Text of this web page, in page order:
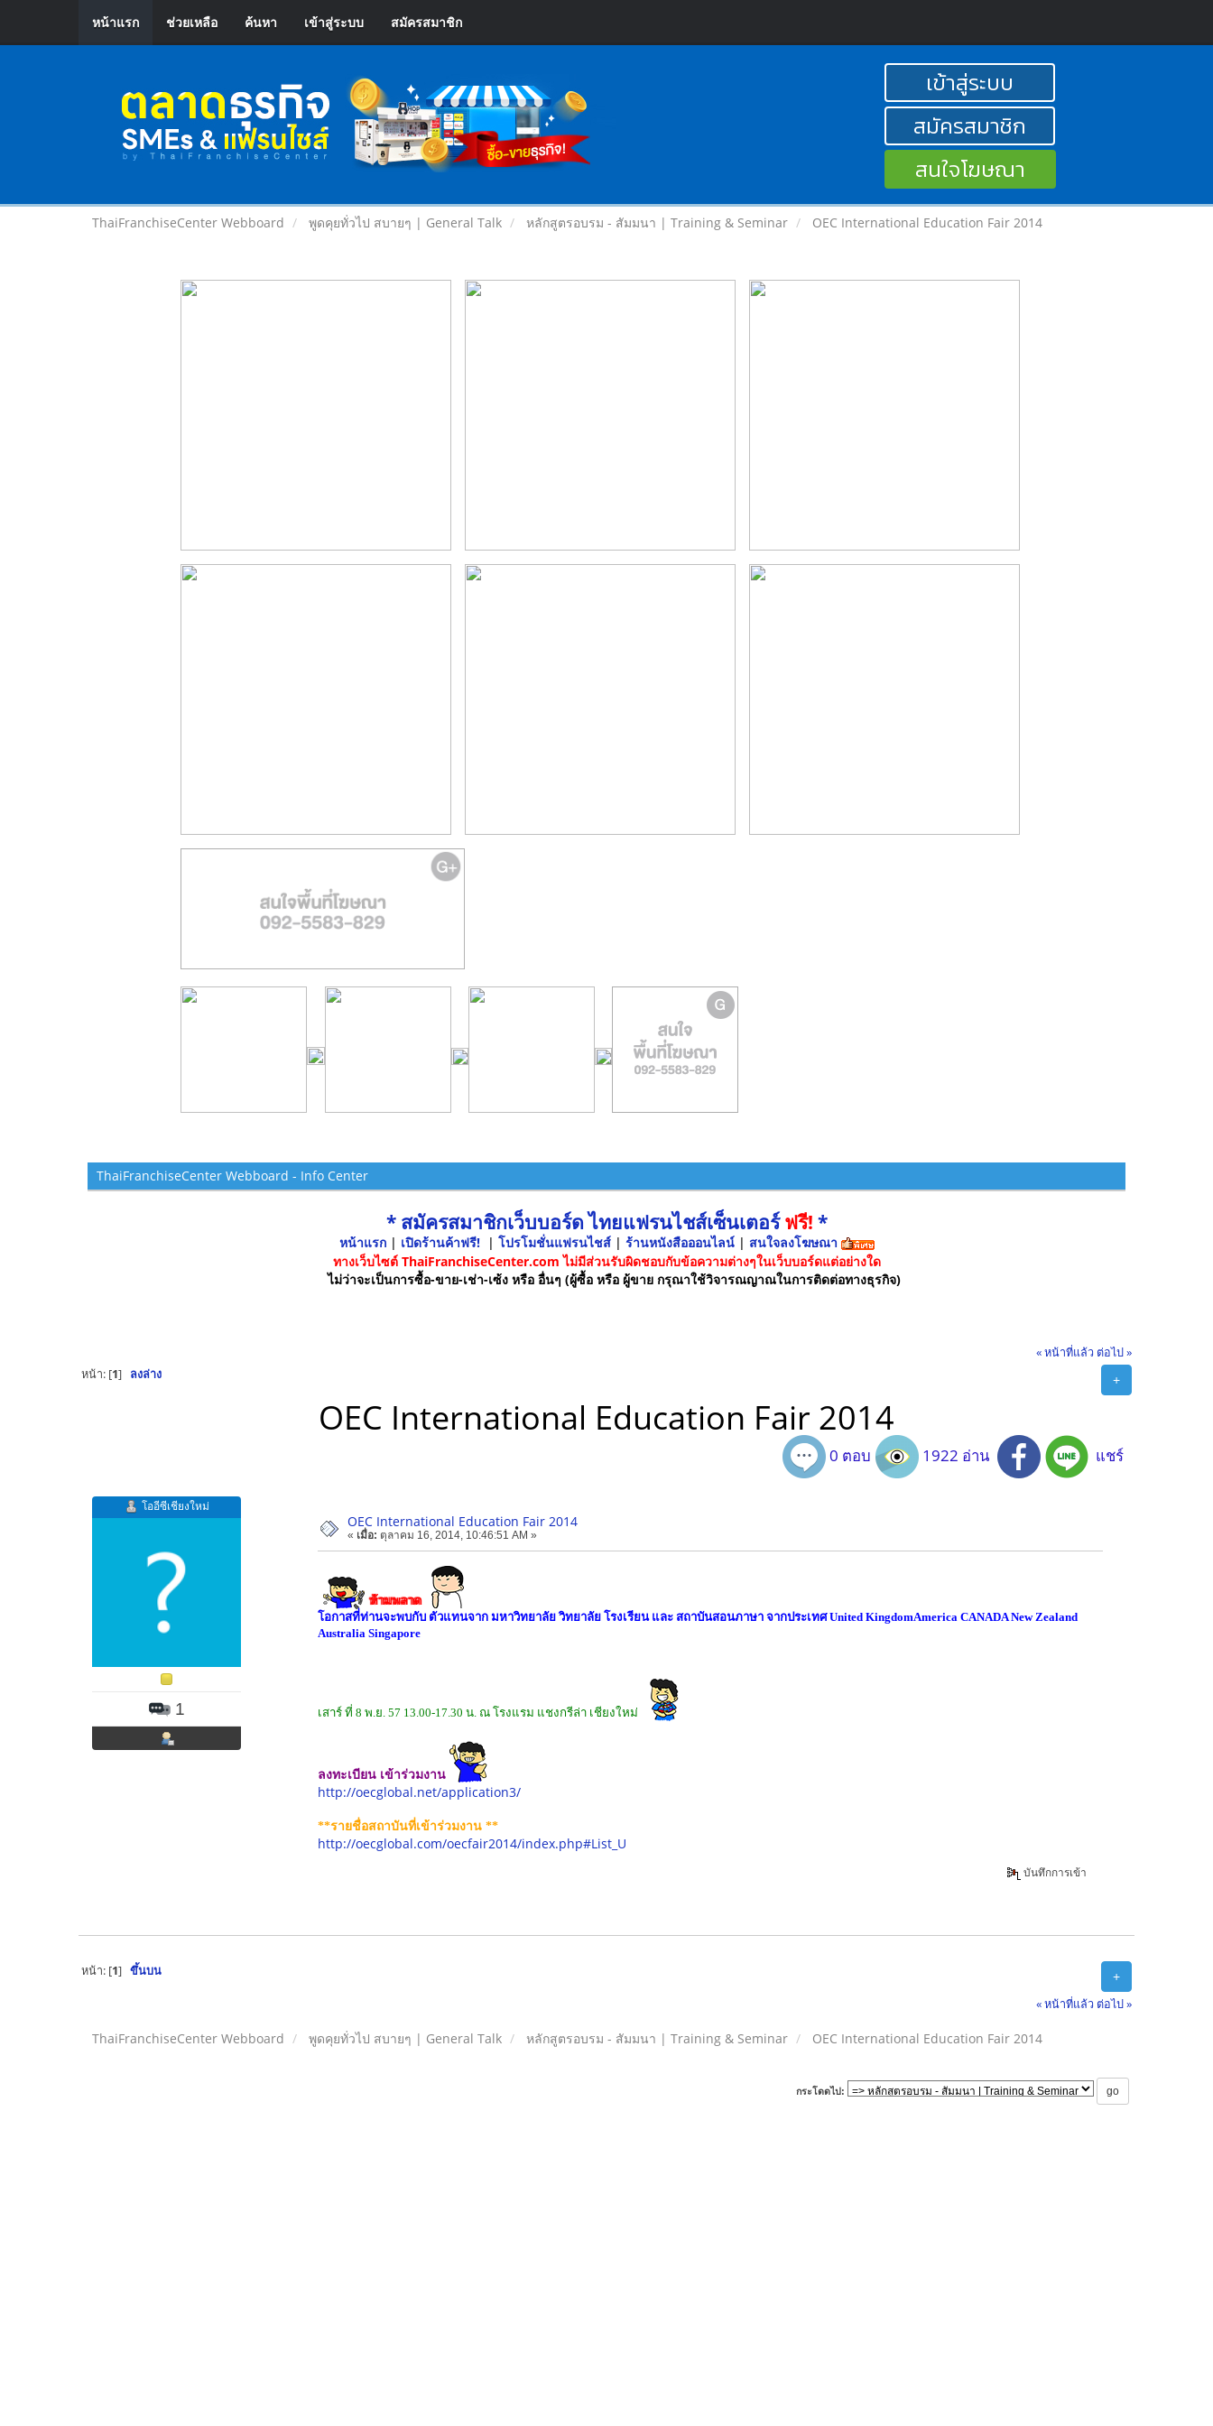
หน้าแรก ช่วยเหลือ ค้นหา เข้าสู่ระบบ สมัครสมาชิก
เข้าสู่ระบบ
สมัครสมาชิก
สนใจโฆษณา
ThaiFranchiseCenter Webboard พูดคุยทั่วไป สบายๆ | General Talk หลักสูตรอบรม - สัมมนา | Training & Seminar OEC International Education Fair 2014
ThaiFranchiseCenter Webboard - Info Center
* สมัครสมาชิกเว็บบอร์ด ไทยแฟรนไชส์เซ็นเตอร์ฟรี! *
หน้าแรก| เปิดร้านค้าฟรี! | โปรโมชั่นแฟรนไชส์ | ร้านหนังสือออนไลน์ | สนใจลงโฆษณา
ทางเว็บไซต์ ThaiFranchiseCenter.com ไม่มีส่วนรับผิดชอบกับข้อความต่างๆในเว็บบอร์ดแต่อย่างใด
ไม่ว่าจะเป็นการซื้อ-ขาย-เช่า-เซ้ง หรือ อื่นๆ (ผู้ซื้อ หรือ ผู้ขาย กรุณาใช้วิจารณญาณในการติดต่อทางธุรกิจ)
« หน้าที่แล้ว ต่อไป »
+
หน้า: [1] ลงล่าง
OEC International Education Fair 2014
0 ตอบ 1922 อ่าน แชร์
โออีซีเชียงใหม่
1
OEC International Education Fair 2014
« เมื่อ: ตุลาคม 16, 2014, 10:46:51 AM »
ห้ามพลาด
โอกาสที่ท่านจะพบกับ ตัวแทนจาก มหาวิทยาลัย วิทยาลัย โรงเรียน และ สถาบันสอนภาษา จากประเทศ United KingdomAmerica CANADA New Zealand
Australia Singapore
เสาร์ ที่ 8 พ.ย. 57 13.00-17.30 น. ณ โรงแรม แชงกรีล่า เชียงใหม่
ลงทะเบียน เข้าร่วมงาน
http://oecglobal.net/application3/
**รายชื่อสถาบันที่เข้าร่วมงาน **
http://oecglobal.com/oecfair2014/index.php#List_U
บันทึกการเข้า
+
หน้า: [1] ขึ้นบน
« หน้าที่แล้ว ต่อไป »
ThaiFranchiseCenter Webboard พูดคุยทั่วไป สบายๆ | General Talk หลักสูตรอบรม - สัมมนา | Training & Seminar OEC International Education Fair 2014
กระโดดไป: